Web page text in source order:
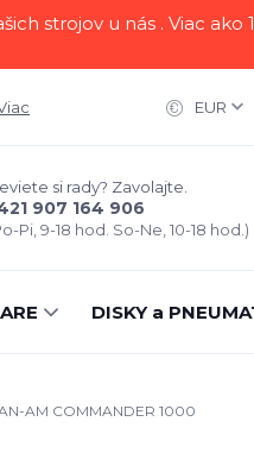
strojov u nás . Viac
EUR
si rady? Zavolajte.
907 164 906
Pi, 9-18 hod. So-Ne, 10-18 hod.)
DISKY a
AM COMMANDER 1000